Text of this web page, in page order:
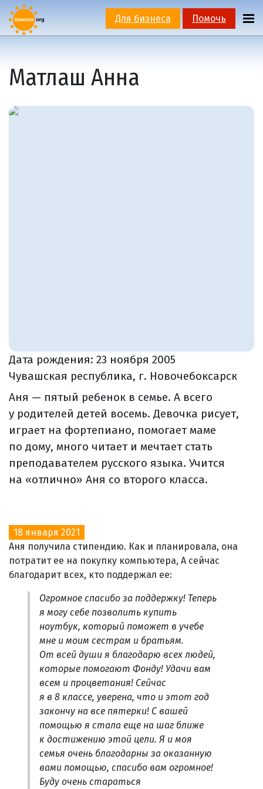
Для бизнеса Помочь
Матлаш Анна
Дата рождения: 23 ноября 2005
Чувашская республика, г. Новочебоксарск
Аня — пятый ребенок в семье. А всего
у родителей детей восемь. Девочка рисует,
играет на фортепиано, помогает маме
по дому, много читает и мечтает стать
преподавателем русского языка. Учится
на «отлично» Аня со второго класса.
18 января 2021
Аня получила стипендию. Как и планировала, она
потратит ее на покупку компьютера, А сейчас
благодарит всех, кто поддержал ее:
Огромное спасибо за поддержку! Теперь
я могу себе позволить купить
ноутбук, который поможет в учебе
мне и моим сестрам и братьям.
От всей души я благодарю всех людей,
которые помогают Фонду! Удачи вам
всем и процветания! Сейчас
я в 8 классе, уверена, что и этот год
закончу на все пятерки! С вашей
помощью я стала еще на шаг ближе
к достижению этой цели. Я и моя
семья очень благодарны за оказанную
вами помощью, спасибо вам огромное!
Буду очень стараться